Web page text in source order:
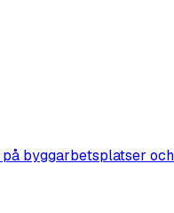
byggarbetsplatser